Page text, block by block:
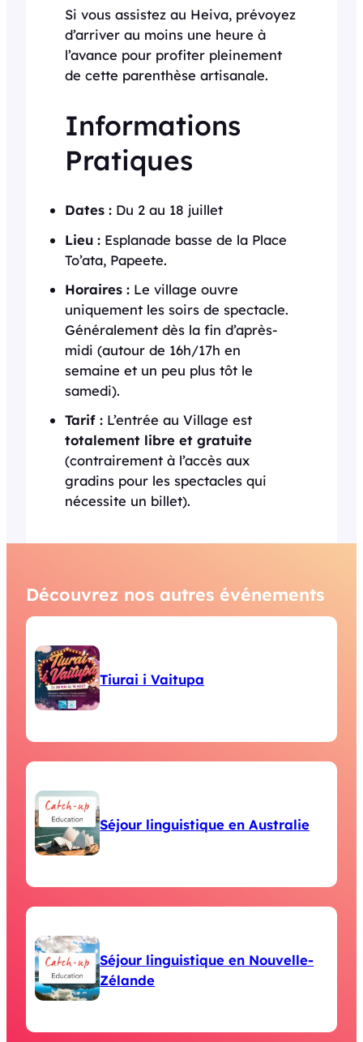
Si vous assistez au Heiva, prévoyez
d’arriver au moins une heure à
l’avance pour profiter pleinement
de cette parenthèse artisanale.
Informations
Pratiques
Dates : Du 2 au 18 juillet
Lieu : Esplanade basse de la Place
To’ata, Papeete.
Horaires : Le village ouvre
uniquement les soirs de spectacle.
Généralement dès la fin d’après-
midi (autour de 16h/17h en
semaine et un peu plus tôt le
samedi).
Tarif : L’entrée au Village est
totalement libre et gratuite
(contrairement à l’accès aux
gradins pour les spectacles qui
nécessite un billet).
Découvrez nos autres événements
Tiurai i Vaitupa
Séjour linguistique en Australie
Séjour linguistique en Nouvelle-
Zélande